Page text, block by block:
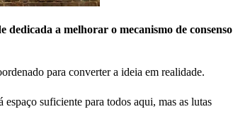
a melhorar o mecanismo de consenso
para converter a ideia em realidade.
suficiente para todos aqui, mas as lutas